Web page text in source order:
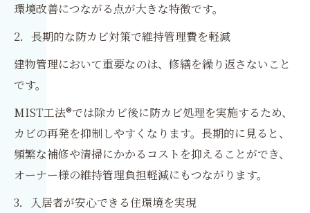
環境改善につながる点が大きな特徴です。
2．長期的な防カビ対策で維持管理費を軽減
建物管理において重要なのは、修繕を繰り返さないこと
です。
MIST工法®では除カビ後に防カビ処理を実施するため、
カビの再発を抑制しやすくなります。長期的に見ると、
頻繁な補修や清掃にかかるコストを抑えることができ、
オーナー様の維持管理負担軽減にもつながります。
3．入居者が安心できる住環境を実現